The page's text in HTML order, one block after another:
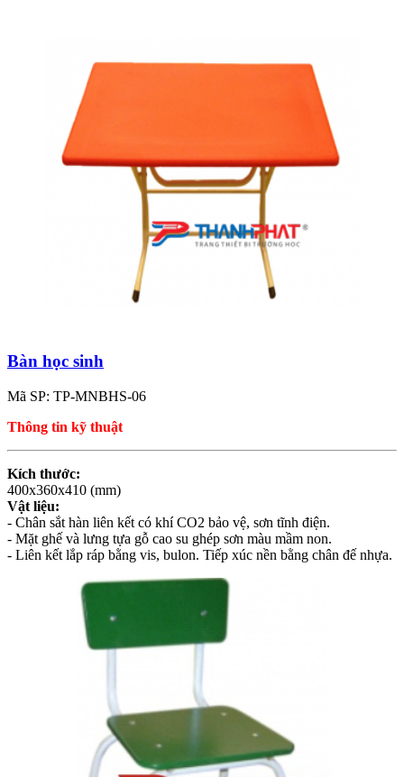
Bàn học sinh
Mã SP: TP-MNBHS-06
Thông tin kỹ thuật
Kích thước:
400x360x410 (mm)
Vật liệu:
- Chân sắt hàn liên kết có khí CO2 bảo vệ, sơn tĩnh điện.
- Mặt ghế và lưng tựa gỗ cao su ghép sơn màu mầm non.
- Liên kết lắp ráp bằng vis, bulon. Tiếp xúc nền bằng chân đế nhựa.